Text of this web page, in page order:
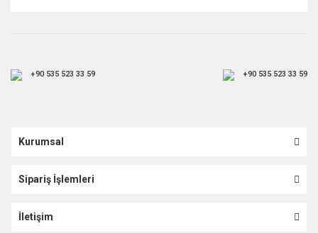
+90 535 523 33 59 +90 535 523 33 59
Kurumsal
Sipariş İşlemleri
İletişim